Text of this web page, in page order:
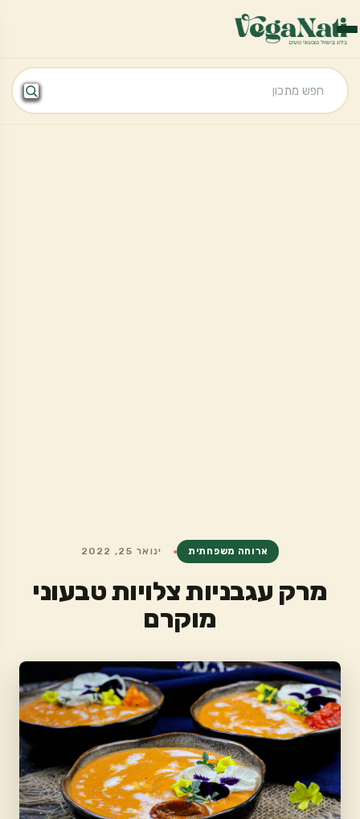
ארוחה משפחתית ינואר 25, 2022
מרק עגבניות צלויות טבעוני
מוקרם